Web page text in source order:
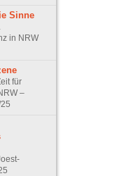
Sinne
in NRW
für
–